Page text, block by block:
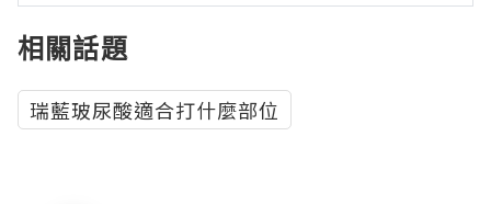
相關話題
瑞藍玻尿酸適合打什麼部位